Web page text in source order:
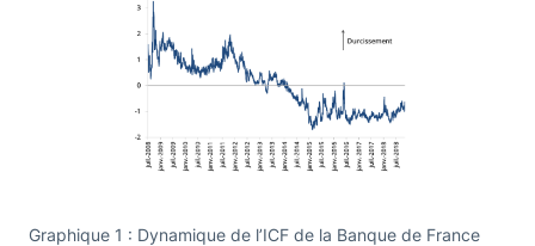
Graphique 1 : Dynamique de l’ICF de la Banque de France